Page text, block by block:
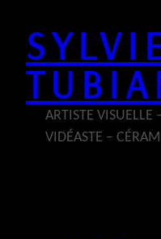
contenu
ARTISTE VISUELLE
VIDÉASTE –